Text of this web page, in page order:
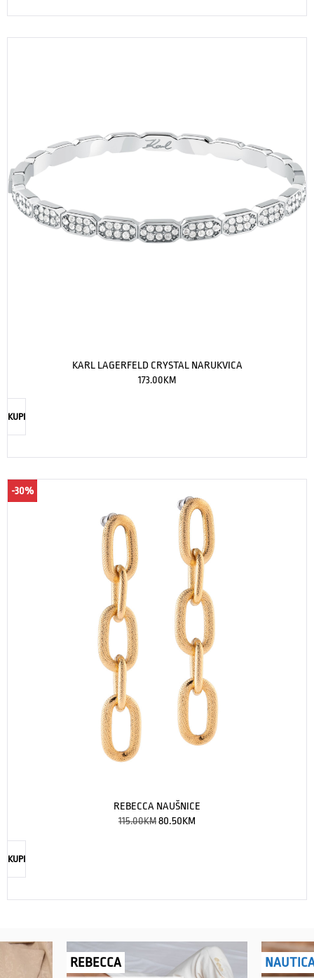
KARL LAGERFELD CRYSTAL NARUKVICA
173.00KM
KUPI
-30%
REBECCA NAUŠNICE
115.00KM80.50KM
KUPI
REBECCA